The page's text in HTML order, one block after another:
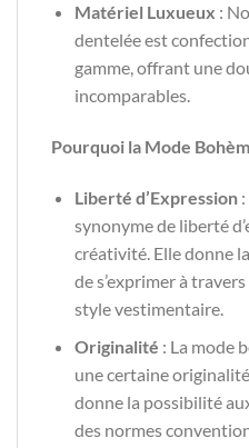
Matériel Luxueux :
dentelée est
gamme, offrant une
incomparables.
Pourquoi la Mode
Liberté d’Expression:
synonyme de liberté
créativité. Elle donne
de s’exprimer à
style vestimentaire.
Originalité : La mode
une certaine
donne la possibilité
des normes